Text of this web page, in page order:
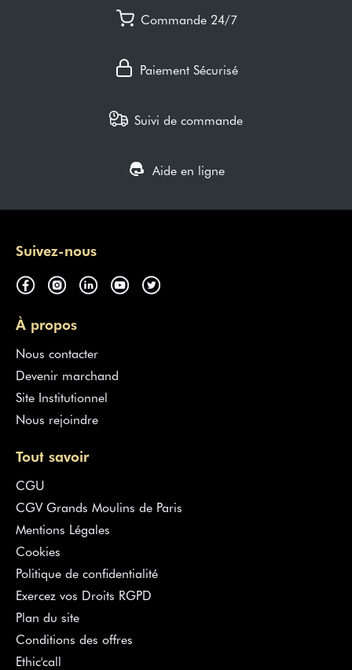
Commande 24/7
Paiement Sécurisé
Suivi de commande
Aide en ligne
Suivez-nous
À propos
Nous contacter
Devenir marchand
Site Institutionnel
Nous rejoindre
Tout savoir
CGU
CGV Grands Moulins de Paris
Mentions Légales
Cookies
Politique de confidentialité
Exercez vos Droits RGPD
Plan du site
Conditions des offres
Ethic'call